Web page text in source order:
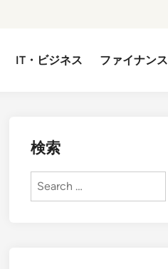
IT・ビジネス ファイナンス
検索
Search